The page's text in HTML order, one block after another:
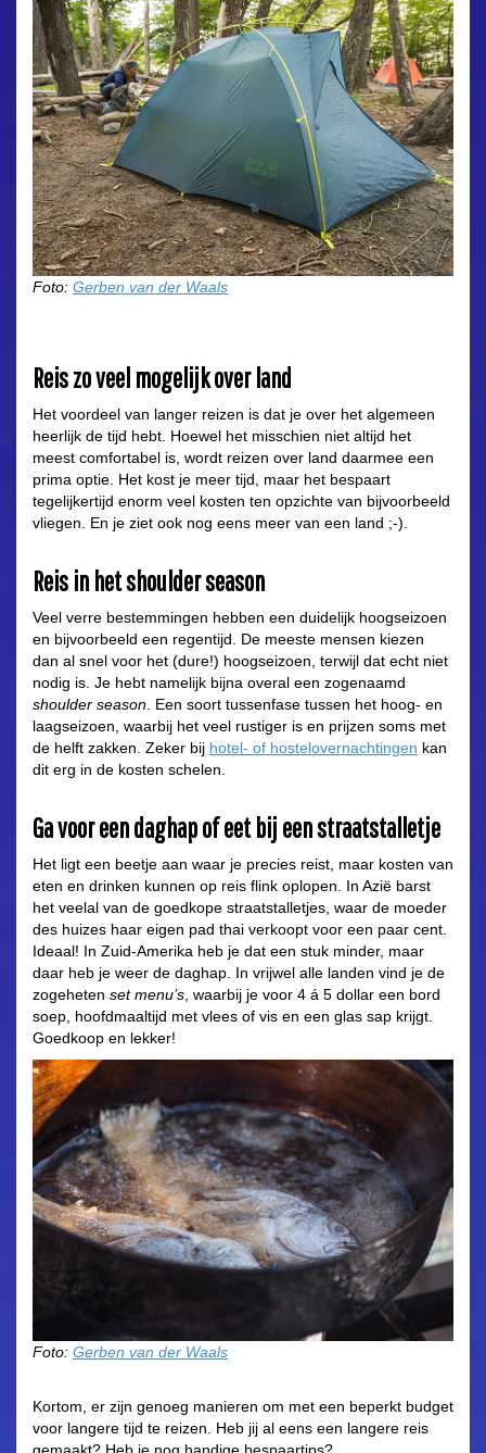
Foto: Gerben van der Waals
Reis zo veel mogelijk over land
Het voordeel van langer reizen is dat je over het algemeen
heerlijk de tijd hebt. Hoewel het misschien niet altijd het
meest comfortabel is, wordt reizen over land daarmee een
prima optie. Het kost je meer tijd, maar het bespaart
tegelijkertijd enorm veel kosten ten opzichte van bijvoorbeeld
vliegen. En je ziet ook nog eens meer van een land ;-).
Reis in het shoulder season
Veel verre bestemmingen hebben een duidelijk hoogseizoen
en bijvoorbeeld een regentijd. De meeste mensen kiezen
dan al snel voor het (dure!) hoogseizoen, terwijl dat echt niet
nodig is. Je hebt namelijk bijna overal een zogenaamd
shoulder season. Een soort tussenfase tussen het hoog- en
laagseizoen, waarbij het veel rustiger is en prijzen soms met
de helft zakken. Zeker bij hotel- of hostelovernachtingen kan
dit erg in de kosten schelen.
Ga voor een daghap of eet bij een straatstalletje
Het ligt een beetje aan waar je precies reist, maar kosten van
eten en drinken kunnen op reis flink oplopen. In Azië barst
het veelal van de goedkope straatstalletjes, waar de moeder
des huizes haar eigen pad thai verkoopt voor een paar cent.
Ideaal! In Zuid-Amerika heb je dat een stuk minder, maar
daar heb je weer de daghap. In vrijwel alle landen vind je de
zogeheten set menu’s, waarbij je voor 4 á 5 dollar een bord
soep, hoofdmaaltijd met vlees of vis en een glas sap krijgt.
Goedkoop en lekker!
Foto: Gerben van der Waals
Kortom, er zijn genoeg manieren om met een beperkt budget
voor langere tijd te reizen. Heb jij al eens een langere reis